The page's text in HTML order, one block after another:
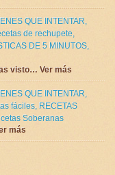
QUE INTENTAR,
de rechupete,
DE 5 MINUTOS,
visto… Ver más
QUE INTENTAR,
fáciles, RECETAS
Soberanas
más